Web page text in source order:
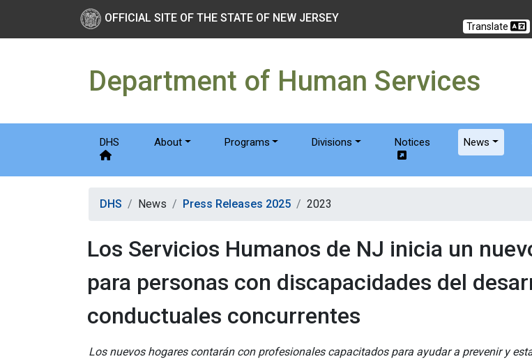
New Jersey Department of Humanservices
Skip to main Content
OFFICIAL SITE OF THE STATE OF NEW JERSEY
Translate
Department of Human Services
DHS About Programs Divisions Notices News
DHS News Press Releases 2025 2023
Los Servicios Humanos de NJ inicia un
para personas con discapacidades del
conductuales concurrentes
Los nuevos hogares contarán con profesionales capacitados para ayudar a prevenir y